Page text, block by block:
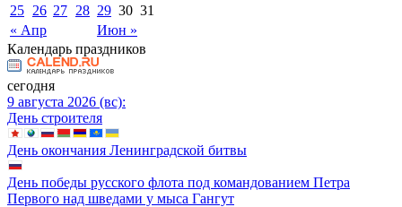
« Апр Июн »
25 26 27 28 29 30 31
Календарь праздников
сегодня
9 августа 2026 (вс):
День строителя
День окончания Ленинградской битвы
День победы русского флота под командованием Петра
Первого над шведами у мыса Гангут